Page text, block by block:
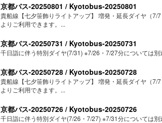
京都バス-20250801 / Kyotobus-20250801
貴船線【七夕笹飾りライトアップ】 増発・延長ダイヤ（
よりご利用できます。...
京都バス-20250731 / Kyotobus-20250731
千日詣に伴う特別ダイヤ(7/31) ※7/26・7/27分については
京都バス-20250728 / Kyotobus-20250728
貴船線【七夕笹飾りライトアップ】 増発・延長ダイヤ（
よりご利用できます。...
京都バス-20250726 / Kyotobus-20250726
千日詣に伴う特別ダイヤ(7/26・7/27) ※7/31分については